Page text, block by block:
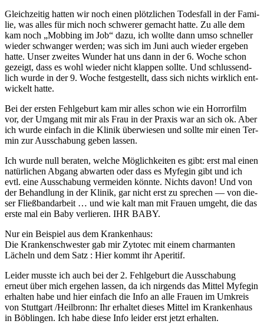
Gleich­zei­tig hat­ten wir noch einen plötz­li­chen Todes­fall in der Fami­
lie, was alles für mich noch schwe­rer gemacht hat­te. Zu alle dem
kam noch „Mob­bing im Job“ dazu, ich woll­te dann umso schnel­ler
wie­der schwan­ger wer­den; was sich im Juni auch wie­der erge­ben
hat­te. Unser zwei­tes Wun­der hat uns dann in der 6. Woche schon
gezeigt, dass es wohl wie­der nicht klap­pen soll­te. Und schluss­end­
lich wur­de in der 9. Woche fest­ge­stellt, dass sich nichts wirk­lich ent­
wi­ckelt hat­te.
Bei der ers­ten Fehl­ge­burt kam mir alles schon wie ein Hor­ror­film
vor, der Umgang mit mir als Frau in der Pra­xis war an sich ok. Aber
ich wur­de ein­fach in die Kli­nik über­wie­sen und soll­te mir einen Ter­
min zur Aus­scha­bung geben las­sen.
Ich wur­de null bera­ten, wel­che Mög­lich­kei­ten es gibt: erst mal einen
natür­li­chen Abgang abwar­ten oder dass es Myfe­gin gibt und ich
evtl. eine Aus­scha­bung ver­mei­den könn­te. Nichts davon! Und von
der Behand­lung in der Kli­nik, gar nicht erst zu spre­chen — von die­
ser Fließ­band­ar­beit … und wie kalt man mit Frau­en umgeht, die das
ers­te mal ein Baby ver­lie­ren. IHR BABY.
Nur ein Bei­spiel aus dem Kran­ken­haus:
Die Kran­ken­schwes­ter gab mir Zyto­tec mit einem char­man­ten
Lächeln und dem Satz : Hier kommt ihr Ape­ri­tif.
Lei­der muss­te ich auch bei der 2. Fehl­ge­burt die Aus­scha­bung
erneut über mich erge­hen las­sen, da ich nir­gends das Mit­tel Myfe­gin
erhal­ten habe und hier ein­fach die Info an alle Frau­en im Umkreis
von Stutt­gart /Heilbronn: Ihr erhal­tet die­ses Mit­tel im Kran­ken­haus
in Böb­lin­gen. Ich habe die­se Info lei­der erst jetzt erhal­ten.